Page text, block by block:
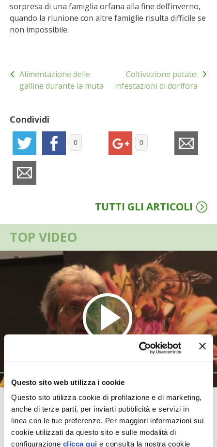
Questo sito web utilizza i cookie
Questo sito utilizza cookie di profilazione e di marketing,
anche di terze parti, per inviarti pubblicità e servizi in
linea con le tue preferenze. Per maggiori informazioni sui
cookie utilizzati da questo sito e sulle modalità di
configurazione clicca qui e consulta la nostra cookie
BENZA
THERMACELL
IL MIO ORTO
ANIMALI UMANI E NON UMANI
IL MIO 2025
CORMIK
PENSA ALTERNATIVO
GARDENA
VERONESI
RIMANI A CONTATTO CON LA NATURA
ARCHMAN
VITA IN CAMPAGNA LA FIERA
NATURALMENTE
sorpresa di una famiglia orfana alla fine dell’inverno,
quando la riunione con altre famiglie risulta difficile se
non impossibile.
articoli
Alimentazione delle
galline durante la muta
Coltivazione patate:
infestazioni di dorifora
Condividi
0 0
TUTTI GLI ARTICOLI
TOP VIDEO
L’apicoltura familiare secondo
Alessandro Pistoia